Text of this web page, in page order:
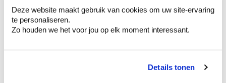
Deze website maakt gebruik van cookies om uw site-ervaring
te personaliseren.
Zo houden we het voor jou op elk moment interessant.
Details tonen